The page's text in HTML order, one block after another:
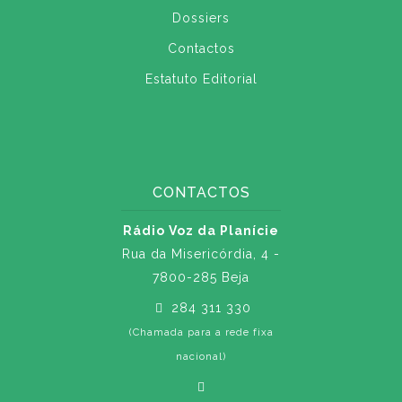
Dossiers
Contactos
Estatuto Editorial
CONTACTOS
Rádio Voz da Planície
Rua da Misericórdia, 4 -
7800-285 Beja
284 311 330
(Chamada para a rede fixa
nacional)